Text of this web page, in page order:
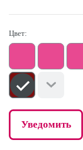
Уведомить
Цвет: